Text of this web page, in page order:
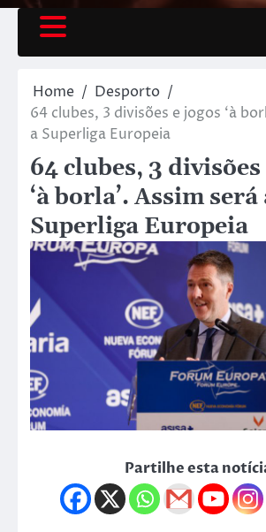
Home
Desporto
64 clubes, 3 divisões e jogos ‘à
a Superliga Europeia
64 clubes, 3 divisões
‘à borla’. Assim será
Superliga Europeia
Partilhe esta